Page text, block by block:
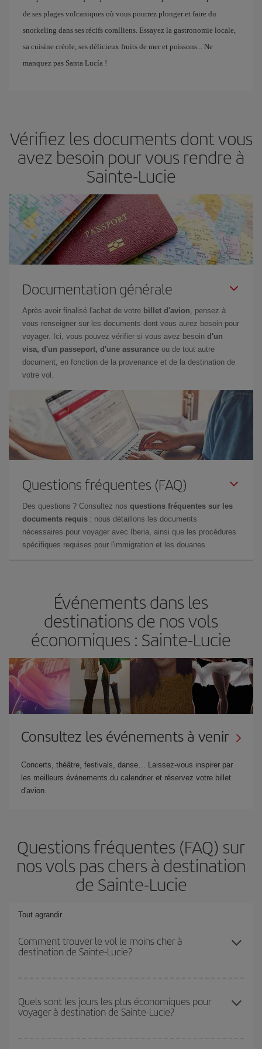
de ses plages volcaniques où vous pourrez plonger et faire du
snorkeling dans ses récifs coralliens. Essayez la gastronomie locale,
sa cuisine créole, ses délicieux fruits de mer et poissons... Ne
manquez pas Santa Lucía !
Vérifiez les documents dont vous
avez besoin pour vous rendre à
Sainte-Lucie
Documentation générale
Après avoir finalisé l'achat de votre billet d'avion , pensez à
vous renseigner sur les documents dont vous aurez besoin pour
voyager. Ici, vous pouvez vérifier si vous avez besoin d'un
visa, d'un passeport, d'une assurance ou de tout autre
document, en fonction de la provenance et de la destination de
votre vol.
Questions fréquentes (FAQ)
Des questions ? Consultez nos questions fréquentes sur les
documents requis : nous détaillons les documents
nécessaires pour voyager avec Iberia, ainsi que les procédures
spécifiques requises pour l'immigration et les douanes.
Événements dans les
destinations de nos vols
économiques : Sainte-Lucie
Consultez les événements à venir
Concerts, théâtre, festivals, danse… Laissez-vous inspirer par
les meilleurs événements du calendrier et réservez votre billet
d'avion.
Questions fréquentes (FAQ) sur
nos vols pas chers à destination
de Sainte-Lucie
Tout agrandir
Comment trouver le vol le moins cher à
destination de Sainte-Lucie?
bas en évitant les hautes saisons, en achetant à l'avance et en
restant flexible sur les dates et les horaires de votre aller-retour. Si
Quels sont les jours les plus économiques pour
voyager à destination de Sainte-Lucie?